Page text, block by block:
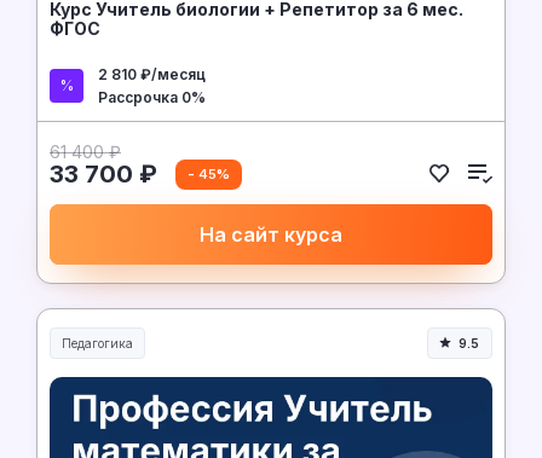
Курс Учитель биологии + Репетитор за 6 мес.
ФГОС
2 810 ₽/месяц
Рассрочка 0%
61 400 ₽
33 700 ₽ - 45%
На сайт курса
Педагогика
Образование и педагогика
9.5